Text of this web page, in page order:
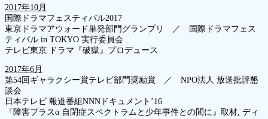
2017年10月
国際ドラマフェスティバル2017
東京ドラマアウォード単発部門グランプリ ／ 国際ドラマフェス
ティバル in TOKYO 実行委員会
テレビ東京 ドラマ『破獄』プロデュース
2017年6月
第54回ギャラクシー賞テレビ部門奨励賞 ／ NPO法人 放送批評懇
談会
日本テレビ 報道番組NNNドキュメント’16
『障害プラスα 自閉症スペクトラムと少年事件との間に』取材, ディ